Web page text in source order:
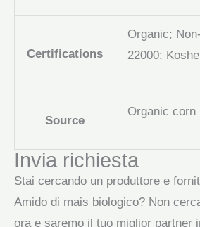
Certifications
Organic;
22000;
Source
Organic corn
Invia richiesta
Stai cercando un produttore e
Amido di mais biologico? Non
ora e saremo il tuo miglior partner